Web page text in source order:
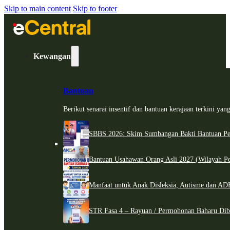
Skip to main content Skip to footer
Kewangan
Bantuan
Berikut senarai insentif dan bantuan kerajaan terkini
SBBS 2026: Skim Sumbangan Bakti Bantuan
Bantuan Usahawan Orang Asli 2027 (Wilayah
Manfaat untuk Anak Disleksia, Autisme dan
STR Fasa 4 – Rayuan / Permohonan Baharu